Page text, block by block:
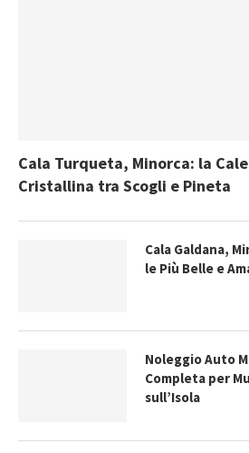
Cala Turqueta, Minorca: la
Cristallina tra Scogli e Pineta
Cala Galdana,
le Più Belle e
Noleggio Auto
Completa per
sull’Isola